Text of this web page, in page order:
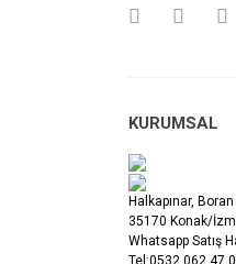
KURUMSAL
Halkapınar,
35170 Konak/
Whatsapp Satış
Tel:0532 062 47